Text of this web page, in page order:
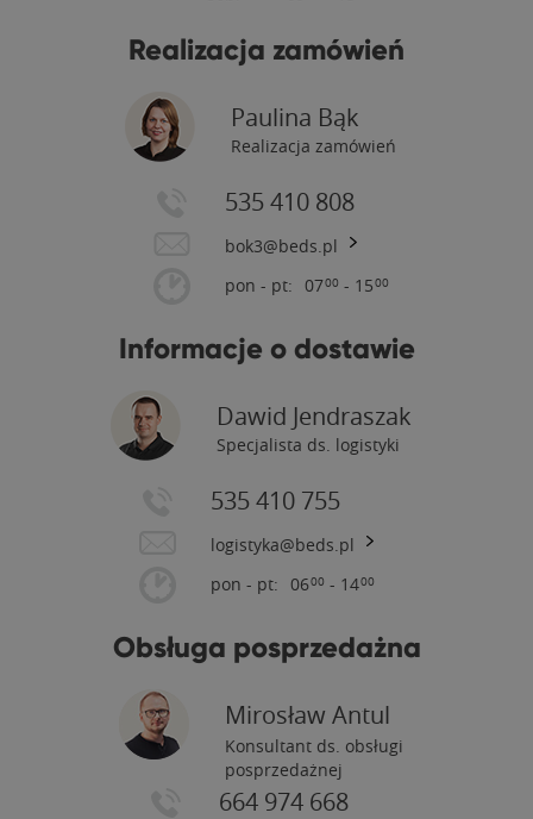
Realizacja zamówień
Paulina Bąk
Realizacja zamówień
535 410 808
bok3@beds.pl
pon - pt: 0700 - 1500
Informacje o dostawie
Dawid Jendraszak
Specjalista ds. logistyki
535 410 755
logistyka@beds.pl
pon - pt: 0600 - 1400
Obsługa posprzedażna
Mirosław Antul
Konsultant ds. obsługi
posprzedażnej
664 974 668